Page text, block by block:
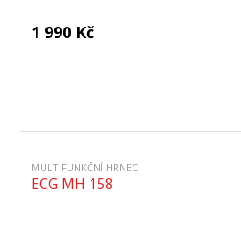
1 990 Kč
MULTIFUNKČNÍ HRNEC
ECG MH 158